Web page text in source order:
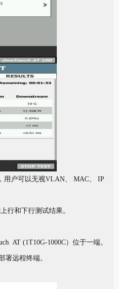
用户可以无视VLAN、 MAC、 IP
行和下行测试结果。
AT (1T10G-1000C）位于一端。
署远程终端。